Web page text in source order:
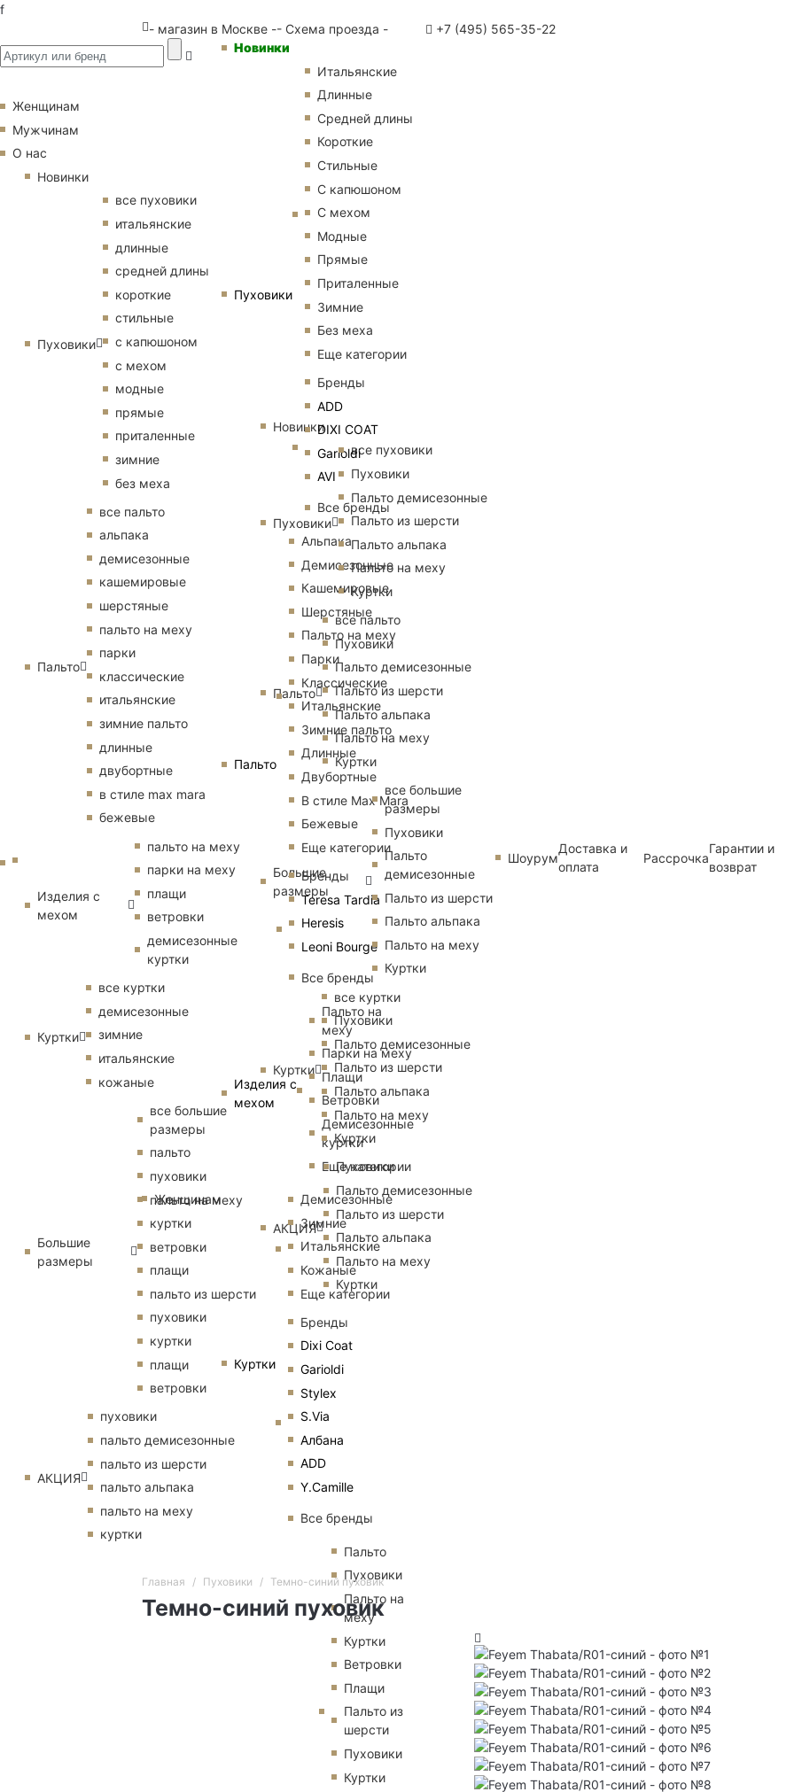
f
- магазин в Москве -- Схема проезда - +7 (495) 565-35-22
Женщинам
Новинки
Пуховики
Итальянские
Длинные
Средней длины
Короткие
Стильные
С капюшоном
С мехом
Модные
Прямые
Приталенные
Зимние
Без меха
Еще категории
Бренды
ADD
DIXI COAT
Garioldi
AVI
Все бренды
Пальто
Альпака
Демисезонные
Кашемировые
Шерстяные
Пальто на меху
Парки
Классические
Итальянские
Зимние пальто
Длинные
Двубортные
В стиле Max Mara
Бежевые
Еще категории
Бренды
Teresa Tardia
Heresis
Leoni Bourge
Все бренды
Изделия с
мехом
Пальто на
меху
Парки на меху
Плащи
Ветровки
Демисезонные
куртки
Еще категории
Куртки
Демисезонные
Зимние
Итальянские
Кожаные
Еще категории
Бренды
Dixi Coat
Garioldi
Stylex
S.Via
Албана
ADD
Y.Camille
Все бренды
Пальто
Пуховики
Пальто на
меху
Куртки
Ветровки
Плащи
Пальто из
шерсти
Пуховики
Куртки
Женщинам
Мужчинам
О нас
Новинки
Пуховики
все пуховики
итальянские
длинные
средней длины
короткие
стильные
с капюшоном
с мехом
модные
прямые
приталенные
зимние
без меха
Пальто
все пальто
альпака
демисезонные
кашемировые
шерстяные
пальто на меху
парки
классические
итальянские
зимние пальто
длинные
двубортные
в стиле max mara
бежевые
Изделия с
мехом
пальто на меху
парки на меху
плащи
ветровки
демисезонные
куртки
Куртки
все куртки
демисезонные
зимние
итальянские
кожаные
Большие
размеры
все большие
размеры
пальто
пуховики
пальто на меху
куртки
ветровки
плащи
пальто из шерсти
пуховики
куртки
плащи
ветровки
АКЦИЯ
пуховики
пальто демисезонные
пальто из шерсти
пальто альпака
пальто на меху
куртки
Новинки
Пуховики
все пуховики
Пуховики
Пальто демисезонные
Пальто из шерсти
Пальто альпака
Пальто на меху
Куртки
Пальто
все пальто
Пуховики
Пальто демисезонные
Пальто из шерсти
Пальто альпака
Пальто на меху
Куртки
Большие
размеры
все большие
размеры
Пуховики
Пальто
демисезонные
Пальто из шерсти
Пальто альпака
Пальто на меху
Куртки
Куртки
все куртки
Пуховики
Пальто демисезонные
Пальто из шерсти
Пальто альпака
Пальто на меху
Куртки
АКЦИЯ
Пуховики
Пальто демисезонные
Пальто из шерсти
Пальто альпака
Пальто на меху
Куртки
Шоурум
Доставка и
оплата
Рассрочка
Гарантии и
возврат
Главная Пуховики Темно-синий пуховик
Темно-синий пуховик